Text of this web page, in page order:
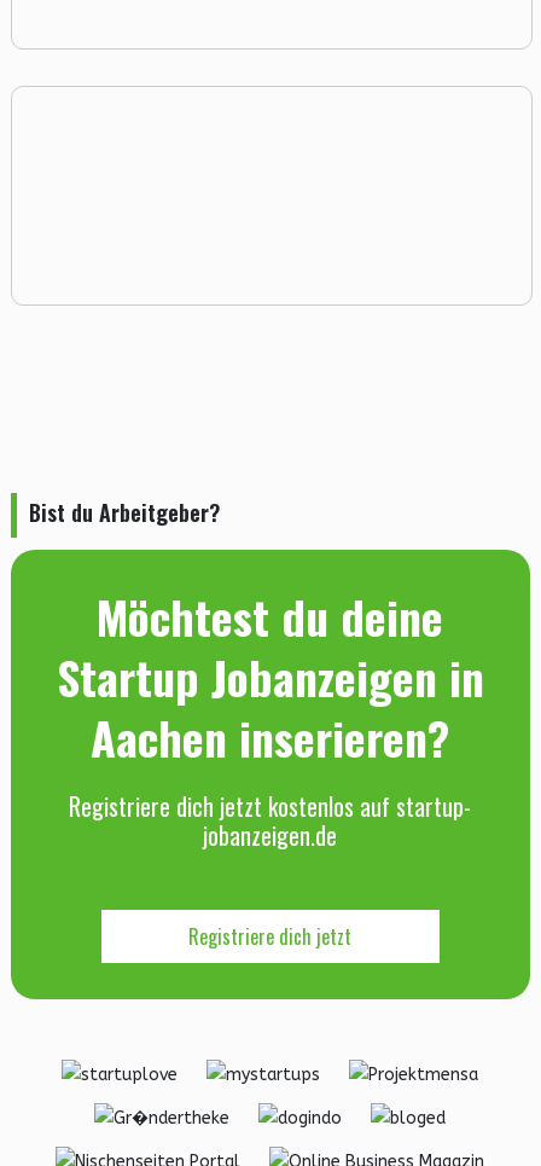
Bist du Arbeitgeber?
Möchtest du deine
Startup Jobanzeigen in
Aachen inserieren?
Registriere dich jetzt kostenlos auf startup-
jobanzeigen.de
Registriere dich jetzt